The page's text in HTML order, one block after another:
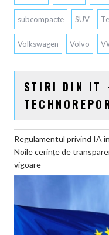
subcompacte SUV
Volkswagen Volvo
STIRI DIN IT
Regulamentul privind IA
Noile cerințe de
vigoare